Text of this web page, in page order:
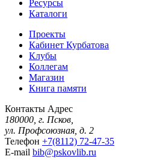
Ресурсы
Каталоги
Проекты
Кабинет Курбатова
Клубы
Коллегам
Магазин
Книга памяти
Контакты Адрес
180000, г. Псков,
ул. Профсоюзная, д. 2
Телефон +7(8112) 72-47-35
E-mail bib@pskovlib.ru